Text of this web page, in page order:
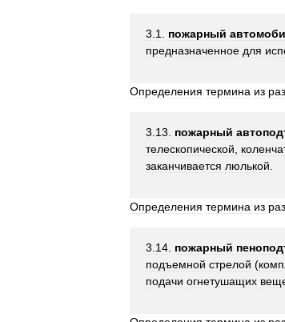
3 1 пожарный
предназначенное для
Определения термина из
3 13 пожарный
телескопической
заканчивается люлькой
Определения термина из
3 14 пожарный
подъемной стрелой (
подачи огнетушащих